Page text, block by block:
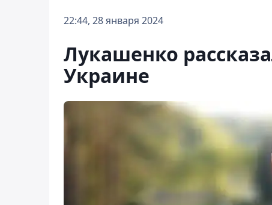
22:44, 28 января 2024
Лукашенко
Украине